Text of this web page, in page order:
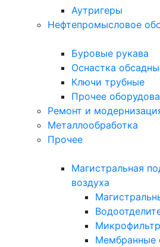
Аутригеры
Нефтепромысловое
Буровые рукава
Оснастка
Ключи трубные
Прочее
Ремонт и
Металлообработка
Прочее
Магистральная
воздуха
Мембранные